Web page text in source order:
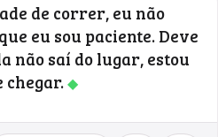
de correr, eu não
eu sou paciente. Deve
não saí do lugar, estou
chegar.◆